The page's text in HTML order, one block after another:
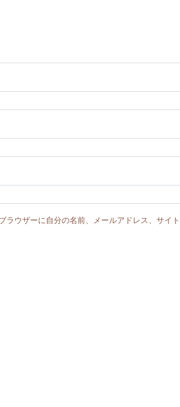
ラウザーに自分の名前、メールアドレス、サイト